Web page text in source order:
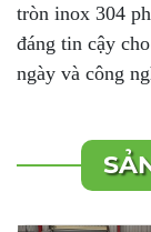
tròn inox 304
đáng tin cậy
ngày và công